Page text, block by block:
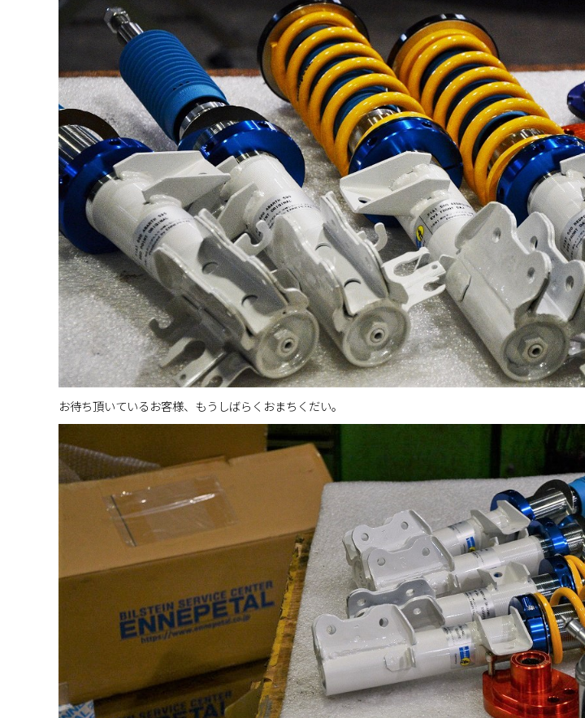
お待ち頂いているお客様、もうしばらくおまちくだい。